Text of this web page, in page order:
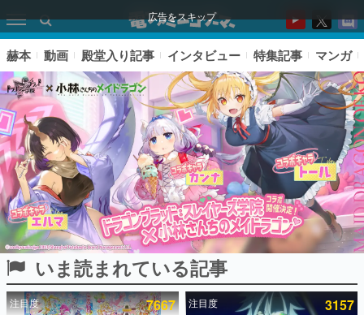
広告をスキップ
ピックアップ
赫本 動画 殿堂入り記事 インタビュー 特集記事 マンガ
いま読まれている記事
注目度 7667 注目度 3157